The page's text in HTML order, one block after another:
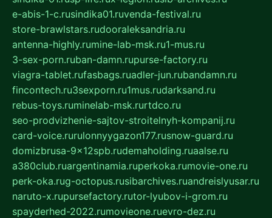
e-abis-1-c.rusindika01.ruvenda-festival.ru
store-brawlstars.rudooraleksandria.ru
antenna-highly.rumine-lab-msk.ru1-mus.ru
3-sex-porn.ruban-damn.rupurse-factory.ru
viagra-tablet.rufasbags.ruadler-jun.rubandamn.ru
fincontech.ru3sexporn.ru1mus.rudarksand.ru
rebus-toys.ruminelab-msk.rurtdco.ru
seo-prodvizhenie-sajtov-stroitelnyh-kompanij.ru
card-voice.rurulonnyygazon177.rusnow-guard.ru
domizbrusa-9x12spb.rudemaholding.ruaalse.ru
a380club.ruargentinamia.ruperkoka.rumovie-one.ru
perk-oka.rug-octopus.rusibarchives.ruandreislyusar.ru
naruto-x.rupursefactory.rutor-lyubov-i-grom.ru
spayderhed-2022.rumovieone.ruevro-dez.ru